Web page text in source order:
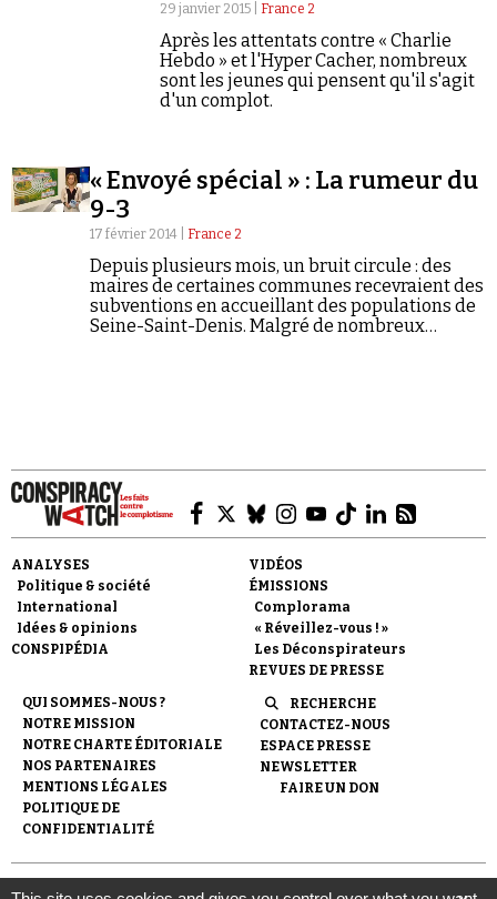
Faire un don
Demander à Vera
29 janvier 2015 | France 2
Après les attentats contre « Charlie
Hebdo » et l'Hyper Cacher, nombreux
sont les jeunes qui pensent qu'il s'agit
d'un complot.
« Envoyé spécial » : La rumeur du
9-3
17 février 2014 | France 2
Depuis plusieurs mois, un bruit circule : des
maires de certaines communes recevraient des
subventions en accueillant des populations de
Seine-Saint-Denis. Malgré de nombreux
ANALYSES
Politique & société
International
Idées & opinions
CONSPIPÉDIA
VIDÉOS
ÉMISSIONS
Complorama
« Réveillez-vous ! »
Les Déconspirateurs
REVUES DE PRESSE
QUI SOMMES-NOUS ?
NOTRE MISSION
NOTRE CHARTE ÉDITORIALE
NOS PARTENAIRES
MENTIONS LÉGALES
POLITIQUE DE
CONFIDENTIALITÉ
RECHERCHE
CONTACTEZ-NOUS
ESPACE PRESSE
NEWSLETTER
FAIRE UN DON
© 2007- 2026 Conspiracy Watch | Une réalisation de